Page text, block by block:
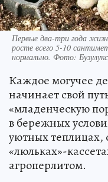
Первые два-три года
росте всего 5-10
нормально. Фото:
Каждое могучее
начинает свой
«младенческую
в бережных
уютных теплицах,
«люльках»-
агроперлитом.